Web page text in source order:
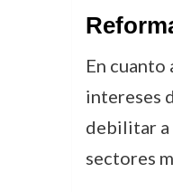
En cuanto
intereses
debilitar a
sectores